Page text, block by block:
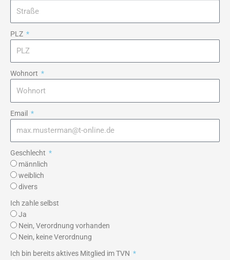
PLZ
Wohnort
Email
Geschlecht
männlich
weiblich
divers
Ich zahle selbst
Ja
Nein, Verordnung vorhanden
Nein, keine Verordnung
Ich bin bereits aktives Mitglied im TVN